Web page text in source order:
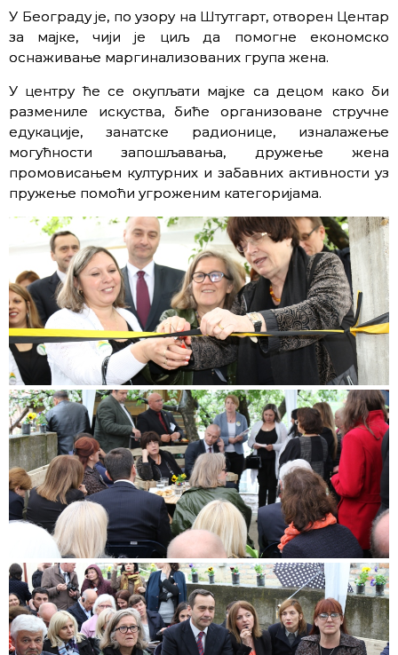
У Београду је, по узору на Штутгарт, отворен Центар
за мајке, чији је циљ да помогне економско
оснаживање маргинализованих група жена.
У центру ће се окупљати мајке са децом како би
размениле искуства, биће организоване стручне
едукације, занатске радионице, изналажење
могућности запошљавања, дружење жена
промовисањем културних и забавних активности уз
пружење помоћи угроженим категоријама.